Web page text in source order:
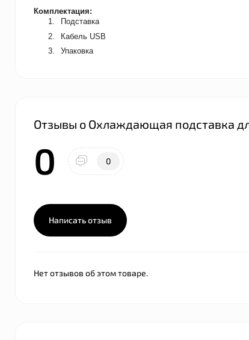
Комплектация:
1.
Подставка
2.
Кабель USB
3.
Упаковка
Отзывы о Охлаждающая подставка
0 0
Написать отзыв
Нет отзывов об этом товаре.